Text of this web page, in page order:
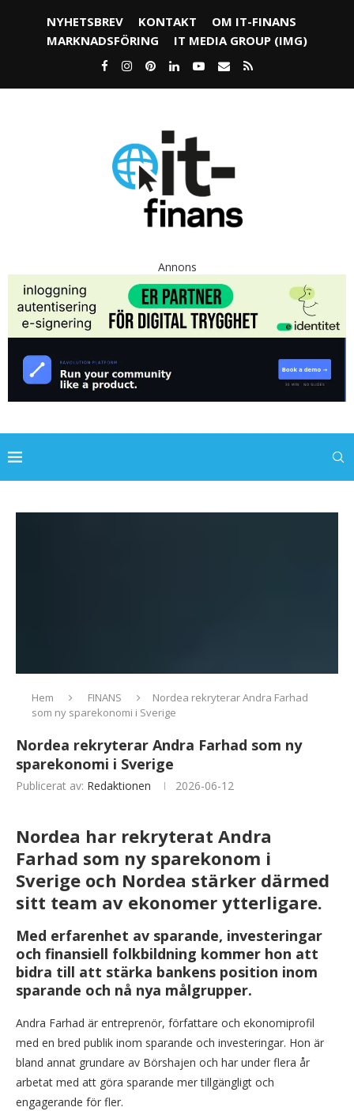
NYHETSBREV KONTAKT
OM IT-FINANS
MARKNADSFÖRING
IT MEDIA GROUP (IMG)
Annons
Hem FINANS
Nordea rekryterar Andra Farhad
som ny sparekonomi i Sverige
Nordea rekryterar Andra Farhad som ny
sparekonomi i Sverige
Publicerat av: Redaktionen 2026-06-12
Nordea har rekryterat Andra
Farhad som ny sparekonom i
Sverige och Nordea stärker därmed
sitt team av ekonomer ytterligare.
Med erfarenhet av sparande, investeringar
och finansiell folkbildning kommer hon att
bidra till att stärka bankens position inom
sparande och nå nya målgrupper.
Andra Farhad är entreprenör, författare och ekonomiprofil
med en bred publik inom sparande och investeringar. Hon är
bland annat grundare av Börshajen och har under flera år
arbetat med att göra sparande mer tillgängligt och
engagerande för fler.